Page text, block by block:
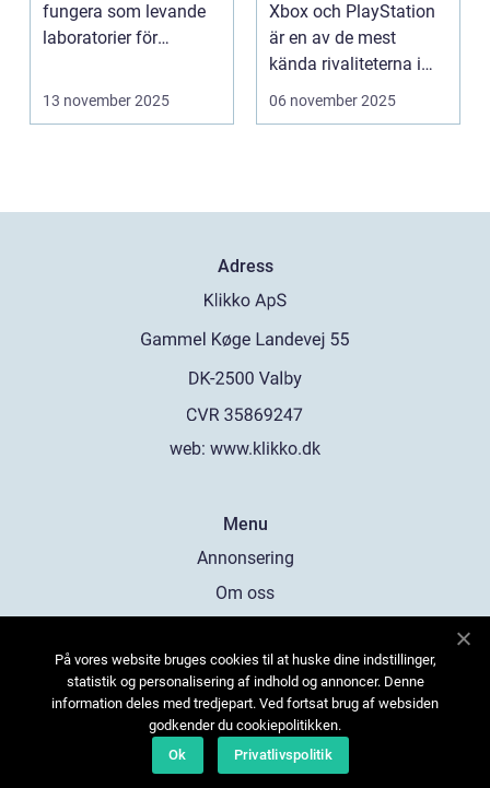
fungera som levande
laboratorier för
13 november 2025
Xbox och PlayStation
är en av de mest
kända rivaliteterna i
spelvä...
06 november 2025
Adress
web: www.klikko.dk
Menu
Annonsering
Om oss
Kontakta oss
Sitemap
På vores website bruges cookies til at huske dine indstillinger,
statistik og personalisering af indhold og annoncer. Denne
information deles med tredjepart. Ved fortsat brug af websiden
godkender du cookiepolitikken.
Ok
Privatlivspolitik